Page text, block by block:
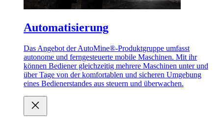
Automatisierung
Das Angebot der AutoMine®-Produktgruppe umfasst
autonome und ferngesteuerte mobile Maschinen. Mit ihr
können Bediener gleichzeitig mehrere Maschinen unter und
über Tage von der komfortablen und sicheren Umgebung
eines Bedienerstandes aus steuern und überwachen.